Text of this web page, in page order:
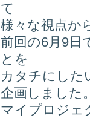
て
様々な視点か
前回の6月9日
とを
カタチにした
企画しました
マイプロジェ